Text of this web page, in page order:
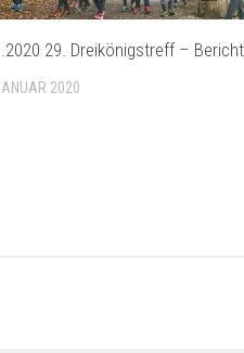
29. Dreikönigstreff – Bericht
2020